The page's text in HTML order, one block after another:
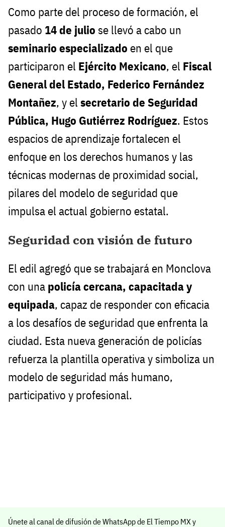
Como parte del proceso de formación, el
pasado 14 de julio se llevó a cabo un
seminario especializado en el que
participaron el Ejército Mexicano, el Fiscal
General del Estado, Federico Fernández
Montañez, y el secretario de Seguridad
Pública, Hugo Gutiérrez Rodríguez. Estos
espacios de aprendizaje fortalecen el
enfoque en los derechos humanos y las
técnicas modernas de proximidad social,
pilares del modelo de seguridad que
impulsa el actual gobierno estatal.
Seguridad con visión de futuro
El edil agregó que se trabajará en Monclova
con una policía cercana, capacitada y
equipada, capaz de responder con eficacia
a los desafíos de seguridad que enfrenta la
ciudad. Esta nueva generación de policías
refuerza la plantilla operativa y simboliza un
modelo de seguridad más humano,
participativo y profesional.
Únete al canal de difusión de WhatsApp de El Tiempo MX y